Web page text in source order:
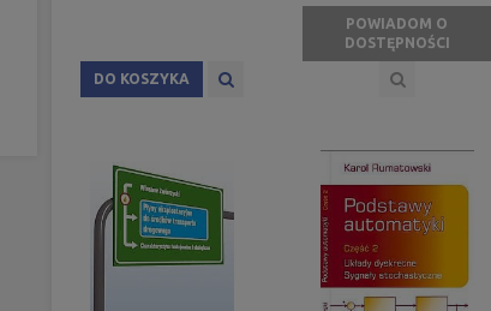
DO KOSZYKA
POWIADOM O
DOSTĘPNOŚCI